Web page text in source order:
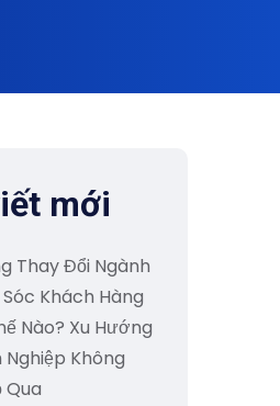
mới
Thay Đổi Ngành
Khách Hàng
Nào? Xu Hướng
Nghiệp Không
Qua